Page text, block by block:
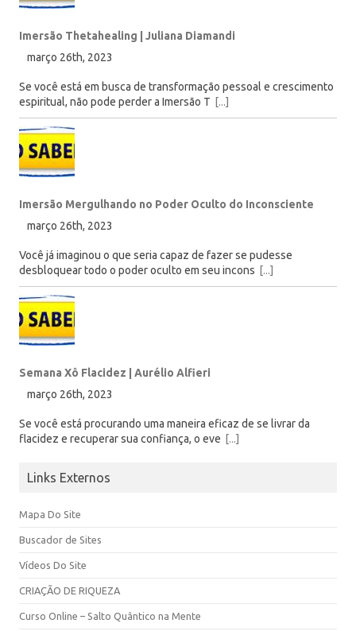
Imersão Thetahealing | Juliana Diamandi
março 26th, 2023
Se você está em busca de transformação pessoal e crescimento
espiritual, não pode perder a Imersão T [...]
Imersão Mergulhando no Poder Oculto do Inconsciente
março 26th, 2023
Você já imaginou o que seria capaz de fazer se pudesse
desbloquear todo o poder oculto em seu incons [...]
Semana Xô Flacidez | Aurélio Alfieri
março 26th, 2023
Se você está procurando uma maneira eficaz de se livrar da
flacidez e recuperar sua confiança, o eve [...]
Links Externos
Mapa Do Site
Buscador de Sites
Vídeos Do Site
CRIAÇÃO DE RIQUEZA
Curso Online – Salto Quântico na Mente